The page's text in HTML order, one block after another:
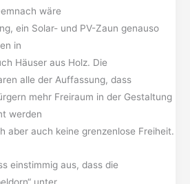
wäre
ein Solar- und PV-Zaun genauso
in
Häuser aus Holz. Die
alle der Auffassung, dass
mehr Freiraum in der Gestaltung
werden
aber auch keine grenzenlose Freiheit.
einstimmig aus, dass die
unter